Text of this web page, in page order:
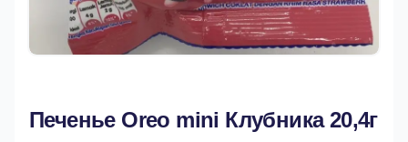
Печенье Oreo mini Клубника 20,4г